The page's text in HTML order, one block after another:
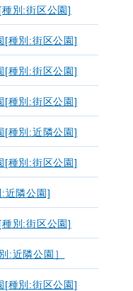
別:街区公園]
[種別:街区公園]
[種別:街区公園]
[種別:街区公園]
[種別:近隣公園]
[種別:街区公園]
近隣公園]
別:街区公園]
:近隣公園］
[種別:街区公園]